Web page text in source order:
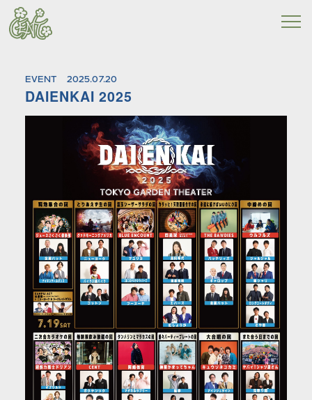
EVENT 2025.07.20
DAIENKAI 2025